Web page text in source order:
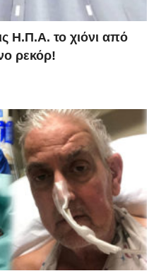
Η.Π.Α. το χιόνι από
ρεκόρ!